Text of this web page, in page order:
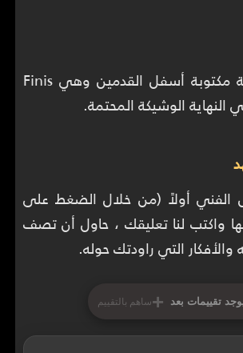
نجد عبارة لاتينية مكتوبة أسفل القدمين وهي Finis
الفني أولاً (من خلال الضغط على
واكتب لنا تعليقك ، حاول أن تصف
التي راودتك حوله.
تقييمات بعد +ساهم بالتقييم